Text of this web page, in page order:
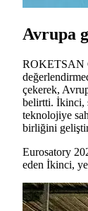
Avrupa
ROKETSAN
çekerek,
belirtti. İkinci,
teknolojiye
birliğini
Eurosatory
eden İkinci,